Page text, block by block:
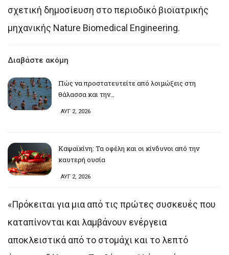
σχετική δημοσίευση στο περιοδικό βιοϊατρικής
μηχανικής Nature Biomedical Engineering.
Διαβάστε ακόμη
Πώς να προστατευτείτε από λοιμώξεις στη
θάλασσα και την…
ΑΥΓ 2, 2026
Καψαϊκίνη: Τα οφέλη και οι κίνδυνοι από την
καυτερή ουσία
ΑΥΓ 2, 2026
«Πρόκειται για μια από τις πρώτες συσκευές που
καταπίνονται και λαμβάνουν ενέργεια
αποκλειστικά από το στομάχι και το λεπτό